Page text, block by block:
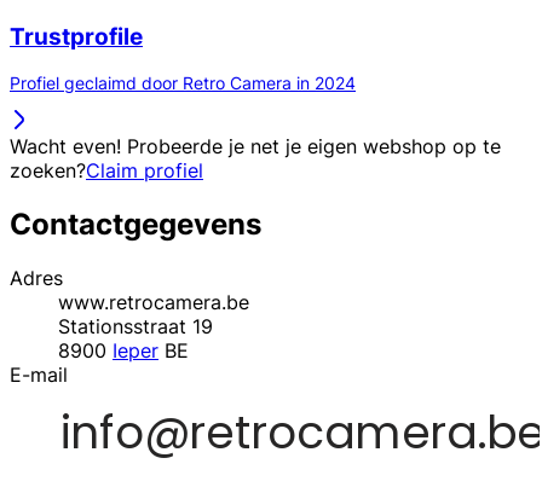
Trustprofile
Profiel geclaimd door Retro Camera in 2024
Wacht even! Probeerde je net je eigen webshop op te
zoeken?Claim profiel
Contactgegevens
Adres
www.retrocamera.be
Stationsstraat 19
8900 Ieper BE
E-mail